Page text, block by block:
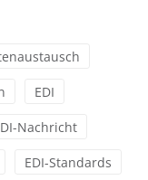
EDI
Nachricht
EDI-Standards